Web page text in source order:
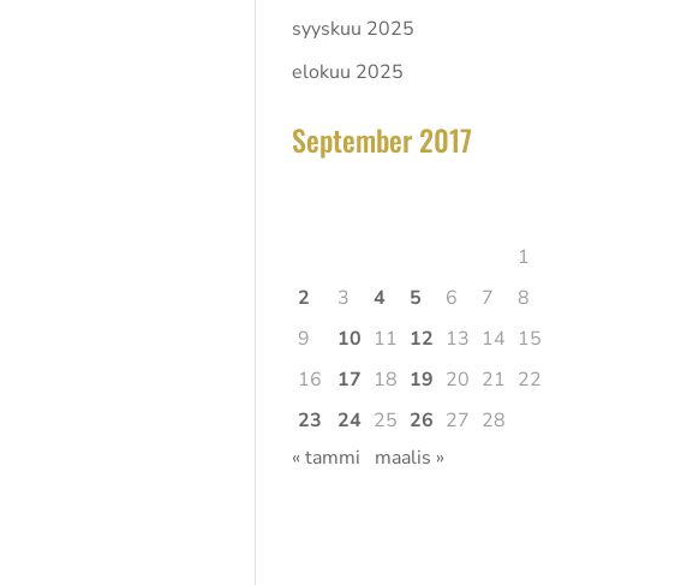
syyskuu 2025
elokuu 2025
September 2017
1
2
3 4 5 6 7
8
9
10 11 12 13 14 15
16
17 18 19 20 21 22
23
24 25 26 27 28
« tammi
maalis »